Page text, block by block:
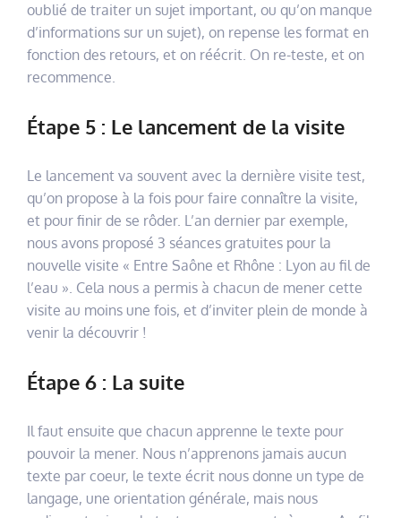
oublié de traiter un sujet important, ou qu’on manque
d’informations sur un sujet), on repense les format en
fonction des retours, et on réécrit. On re-teste, et on
recommence.
Étape 5 : Le lancement de la visite
Le lancement va souvent avec la dernière visite test,
qu’on propose à la fois pour faire connaître la visite,
et pour finir de se rôder. L’an dernier par exemple,
nous avons proposé 3 séances gratuites pour la
nouvelle visite « Entre Saône et Rhône : Lyon au fil de
l’eau ». Cela nous a permis à chacun de mener cette
visite au moins une fois, et d’inviter plein de monde à
venir la découvrir !
Étape 6 : La suite
Il faut ensuite que chacun apprenne le texte pour
pouvoir la mener. Nous n’apprenons jamais aucun
texte par coeur, le texte écrit nous donne un type de
langage, une orientation générale, mais nous